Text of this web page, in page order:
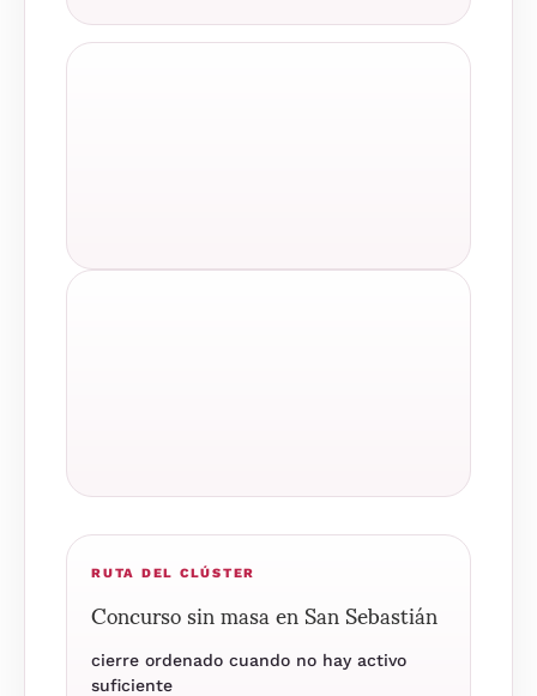
RUTA DEL CLÚSTER
Concurso sin masa en San Sebastián
cierre ordenado cuando no hay activo
suficiente